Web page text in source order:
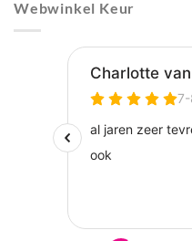
Webwinkel Keur